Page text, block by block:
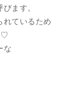
ます。
れているため
♡
な